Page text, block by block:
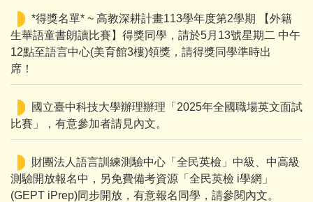
*得獎名單* ~ 高教深耕計畫113學年度第2學期 【外籍
生華語童書朗讀比賽】得獎同學，請於5月13號星期二 中午
12點至語言中心(美育館3樓)領獎，請得獎同學準時出
席！
國立臺中科技大學辦理辦理「2025年全國職場英文面試
比賽」，有意參加者請見內文。
財團法人語言訓練測驗中心「全民英檢」中級、中高級
測驗開放報名中，另免費備考資源「全民英檢 i學網」
(GEPT iPrep)同步開放，有意報名同學，請參閱內文。